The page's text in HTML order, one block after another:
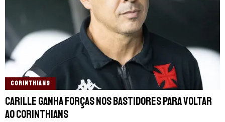
CORINTHIANS
Carille ganha forças nos bastidores para voltar
ao Corinthians